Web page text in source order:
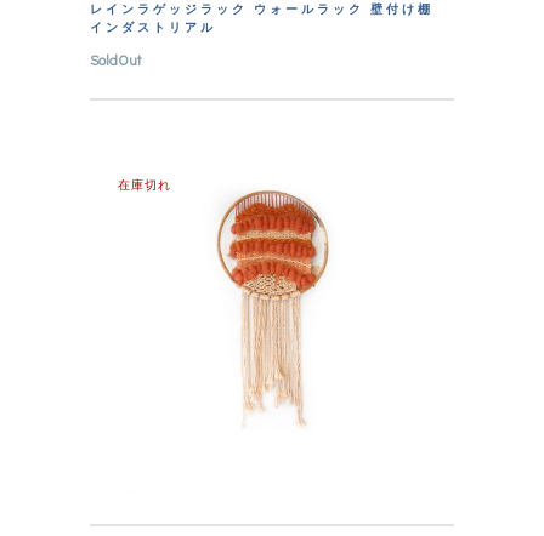
レインラゲッジラック ウォールラック 壁付け棚
インダストリアル
SoldOut
在庫切れ